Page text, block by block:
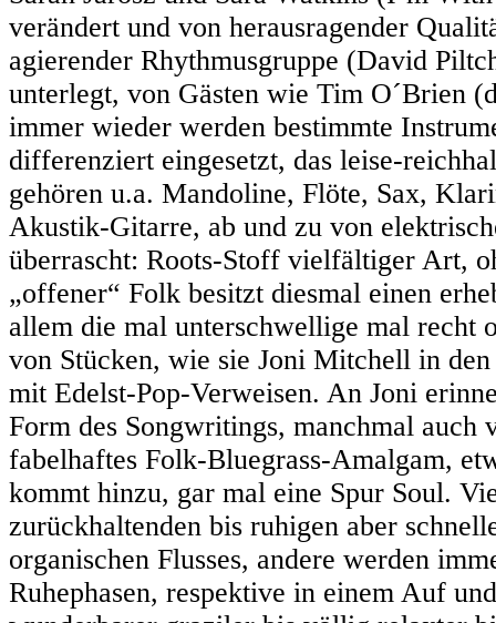
verändert und von herausragender
agierender Rhythmusgruppe (David
unterlegt, von Gästen wie Tim O´Brien
immer wieder werden bestimmte
differenziert eingesetzt, das leise-
gehören u.a. Mandoline, Flöte, Sax,
Akustik-Gitarre, ab und zu von
überrascht: Roots-Stoff vielfältiger Art,
„offener“ Folk besitzt diesmal einen
allem die mal unterschwellige mal recht
von Stücken, wie sie Joni Mitchell in
mit Edelst-Pop-Verweisen. An Joni
Form des Songwritings, manchmal auch
fabelhaftes Folk-Bluegrass-Amalgam,
kommt hinzu, gar mal eine Spur Soul.
zurückhaltenden bis ruhigen aber
organischen Flusses, andere werden
Ruhephasen, respektive in einem Auf